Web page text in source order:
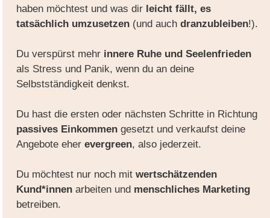
haben möchtest und was dir leicht fällt, es
tatsächlich umzusetzen(und auch dranzubleiben!).
Du verspürst mehr innere Ruhe und Seelenfrieden
als Stress und Panik, wenn du an deine
Selbstständigkeit denkst.
Du hast die ersten oder nächsten Schritte in Richtung
passives Einkommengesetzt und verkaufst deine
Angebote eher evergreen, also jederzeit.
Du möchtest nur noch mit wertschätzenden
Kund*innenarbeiten und menschliches Marketing
betreiben.